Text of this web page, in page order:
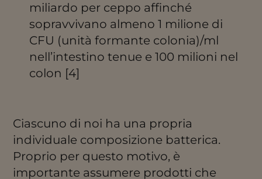
miliardo per ceppo affinché
sopravvivano almeno 1 milione di
CFU (unità formante colonia)/ml
nell’intestino tenue e 100 milioni nel
colon [4]
Ciascuno di noi ha una propria
individuale composizione batterica.
Proprio per questo motivo, è
importante assumere prodotti che